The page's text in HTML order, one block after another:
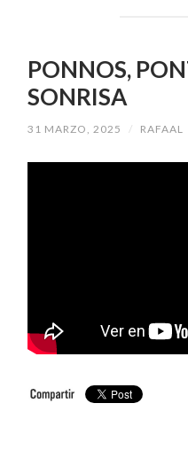
PONNOS,
SONRISA
31 MARZO, 2025 / RAFAAL